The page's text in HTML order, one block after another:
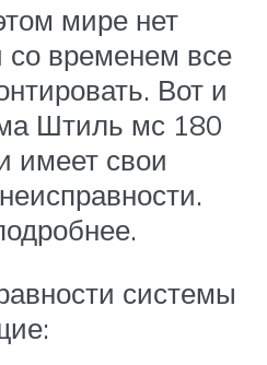
мире нет
со временем все
Вот и
Штиль мс 180
имеет свои
системы